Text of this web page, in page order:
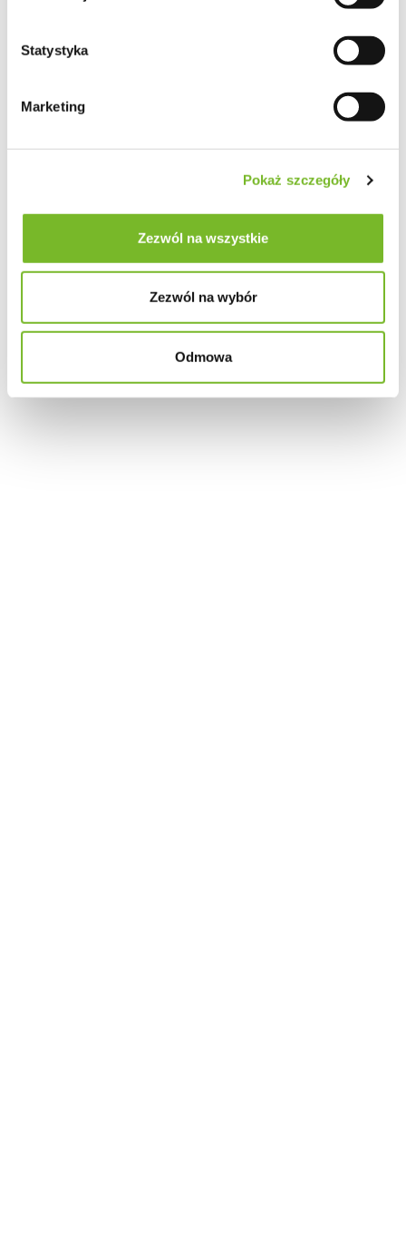
Statystyka
Marketing
Pokaż szczegóły
Zezwól na wszystkie
Zezwól na wybór
Odmowa